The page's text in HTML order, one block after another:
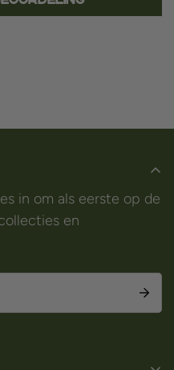
in om als eerste op de
en